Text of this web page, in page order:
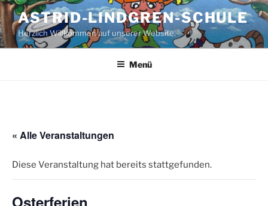
Zum
Inhalt
springen
ASTRID-LINDGREN-SCHULE
Herzlich Willkommen auf unserer Website.
Menü
« Alle Veranstaltungen
Diese Veranstaltung hat bereits stattgefunden.
Osterferien